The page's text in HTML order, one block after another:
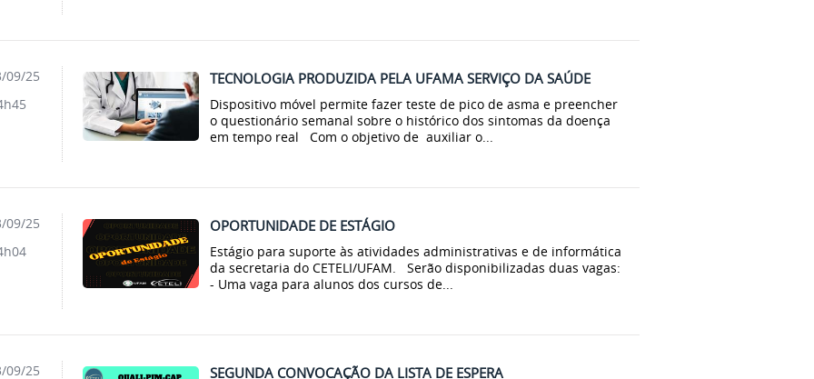
TECNOLOGIA PRODUZIDA PELA UFAMA SERVIÇO DA SAÚDE
Dispositivo móvel permite fazer teste de pico de asma e preencher
o questionário semanal sobre o histórico dos sintomas da doença
em tempo real Com o objetivo de auxiliar o...
09/25
OPORTUNIDADE DE ESTÁGIO
Estágio para suporte às atividades administrativas e de informática
da secretaria do CETELI/UFAM. Serão disponibilizadas duas vagas:
- Uma vaga para alunos dos cursos de...
09/25
SEGUNDA CONVOCAÇÃO DA LISTA DE ESPERA
09/25